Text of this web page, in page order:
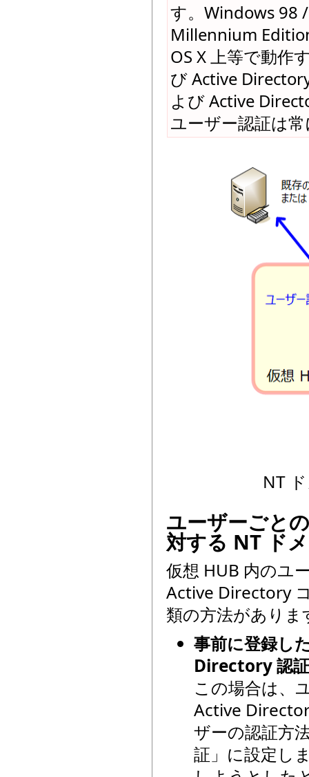
す。Windows 98
Millennium
OS X 上等で動作
び Active
よび Active
ユーザー認証は
NT
ユーザーごと
対する NT ド
仮想 HUB 内のユ
Active Directory
類の方法がありま
事前に登録し
Directory 認
この場合は、
Active
ザーの認証方
証」に設定し